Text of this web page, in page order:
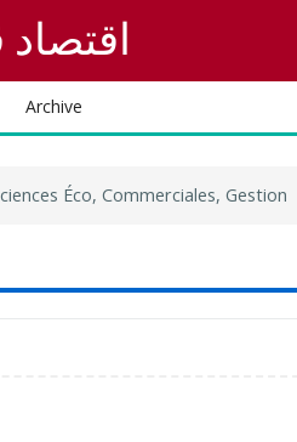
Archive
Éco, Commerciales, Gestion